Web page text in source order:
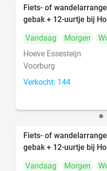
Fiets- of
gebak + 12-uurtje bij
Vandaag
Morgen
Hoeve Essesteijn
Voorburg
Verkocht: 144
Fiets- of
gebak + 12-uurtje bij
Vandaag
Morgen